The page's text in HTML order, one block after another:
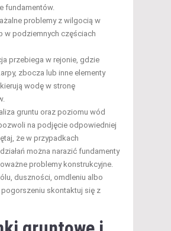
fundamentów.
problemy z wilgocią w
w podziemnych częściach
przebiega w rejonie, gdzie
zbocza lub inne elementy
wodę w stronę
gruntu oraz poziomu wód
na podjęcie odpowiedniej
że w przypadkach
można narazić fundamenty
problemy konstrukcyjne.
duszności, omdleniu albo
pogorszeniu skontaktuj się z